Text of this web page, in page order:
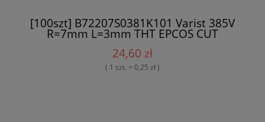
[100szt] B72207S0381K101 Varist 385V
R=7mm L=3mm THT EPCOS CUT
24,60 zł
( 1 szt. = 0,25 zł )